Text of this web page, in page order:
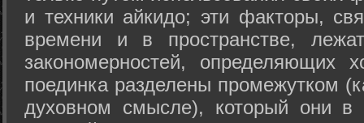
и техники айкидо; эти факторы,
времени и в пространстве,
закономерностей, определяющих
поединка разделены промежутком
духовном смысле), который они в